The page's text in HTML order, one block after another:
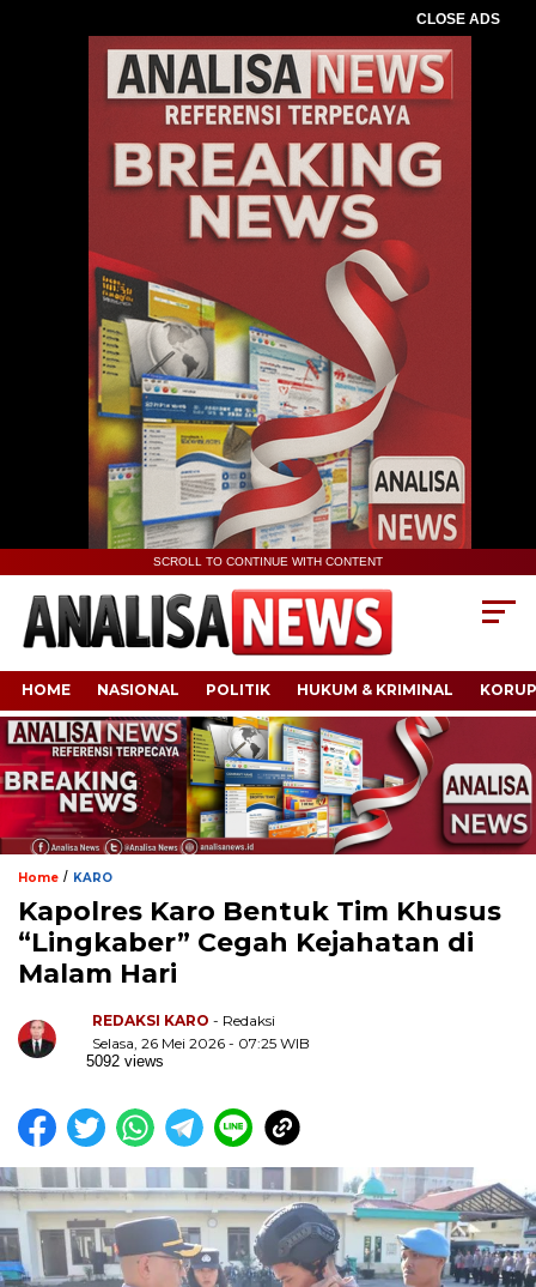
CLOSE ADS
SCROLL TO CONTINUE WITH CONTENT
HOME NASIONAL POLITIK HUKUM & KRIMINAL
Home / KARO
Kapolres Karo Bentuk Tim Khusus
“Lingkaber” Cegah Kejahatan di
Malam Hari
REDAKSI KARO - Redaksi
Selasa, 26 Mei 2026 - 07:25 WIB
5092 views